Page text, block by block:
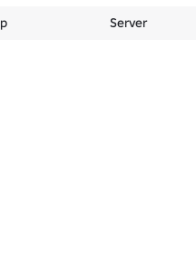
Server